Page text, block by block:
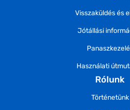
Visszaküldés és
Jótállási
Használati
Rólunk
Történetünk